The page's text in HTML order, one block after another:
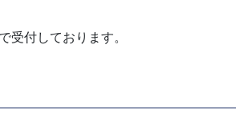
受付しております。